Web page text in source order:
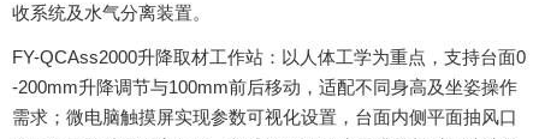
收系统及水气分离装置。
FY-QCAss2000升降取材工作站：以人体工学为重点，支持台面0
-200mm升降调节与100mm前后移动，适配不同身高及坐姿操作
需求；微电脑触摸屏实现参数可视化设置，台面内侧平面抽风口